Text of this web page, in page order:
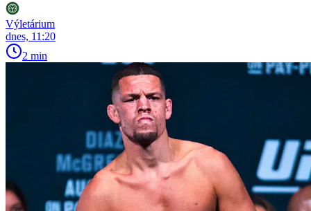
Výletárium
dnes, 11:20
2 min